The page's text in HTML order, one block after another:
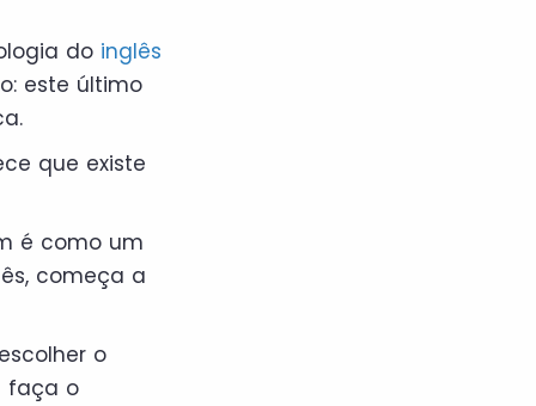
do inglês
este último
que existe
é como um
começa a
o
faça o